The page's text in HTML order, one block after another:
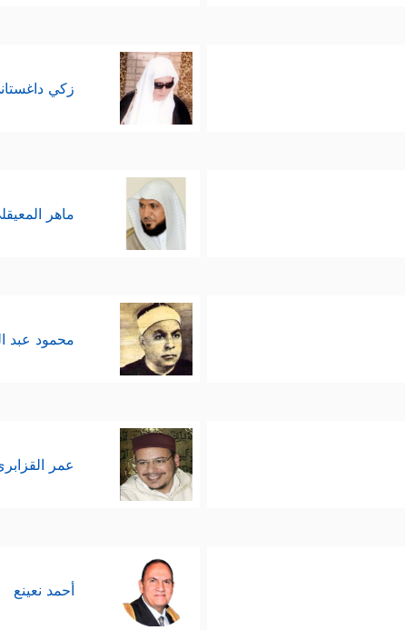
زكي
ماهر
محمود عبد
عمر
أحمد نعينع